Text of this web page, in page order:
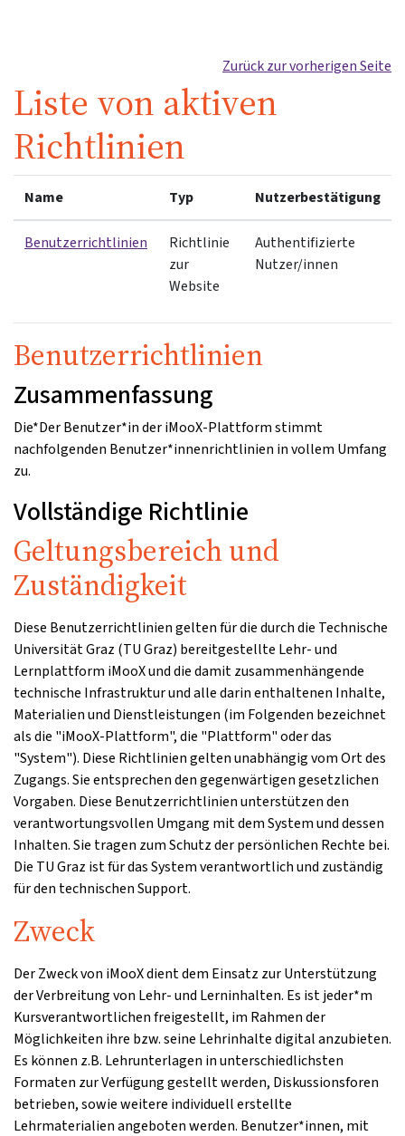
Zurück zur vorherigen Seite
Liste von aktiven
Richtlinien
Name Typ Nutzerbestätigung
Benutzerrichtlinien
Richtlinie
zur
Website
Authentifizierte
Nutzer/innen
Benutzerrichtlinien
Zusammenfassung
Die*Der Benutzer*in der iMooX-Plattform stimmt
nachfolgenden Benutzer*innenrichtlinien in vollem Umfang
zu.
Vollständige Richtlinie
Geltungsbereich und
Zuständigkeit
Diese Benutzerrichtlinien gelten für die durch die Technische
Universität Graz (TU Graz) bereitgestellte Lehr- und
Lernplattform iMooX und die damit zusammenhängende
technische Infrastruktur und alle darin enthaltenen Inhalte,
Materialien und Dienstleistungen (im Folgenden bezeichnet
als die "iMooX-Plattform", die "Plattform" oder das
"System"). Diese Richtlinien gelten unabhängig vom Ort des
Zugangs. Sie entsprechen den gegenwärtigen gesetzlichen
Vorgaben. Diese Benutzerrichtlinien unterstützen den
verantwortungsvollen Umgang mit dem System und dessen
Inhalten. Sie tragen zum Schutz der persönlichen Rechte bei.
Die TU Graz ist für das System verantwortlich und zuständig
für den technischen Support.
Zweck
Der Zweck von iMooX dient dem Einsatz zur Unterstützung
der Verbreitung von Lehr- und Lerninhalten. Es ist jeder*m
Kursverantwortlichen freigestellt, im Rahmen der
Möglichkeiten ihre bzw. seine Lehrinhalte digital anzubieten.
Es können z.B. Lehrunterlagen in unterschiedlichsten
Formaten zur Verfügung gestellt werden, Diskussionsforen
betrieben, sowie weitere individuell erstellte
Lehrmaterialien angeboten werden. Benutzer*innen, mit